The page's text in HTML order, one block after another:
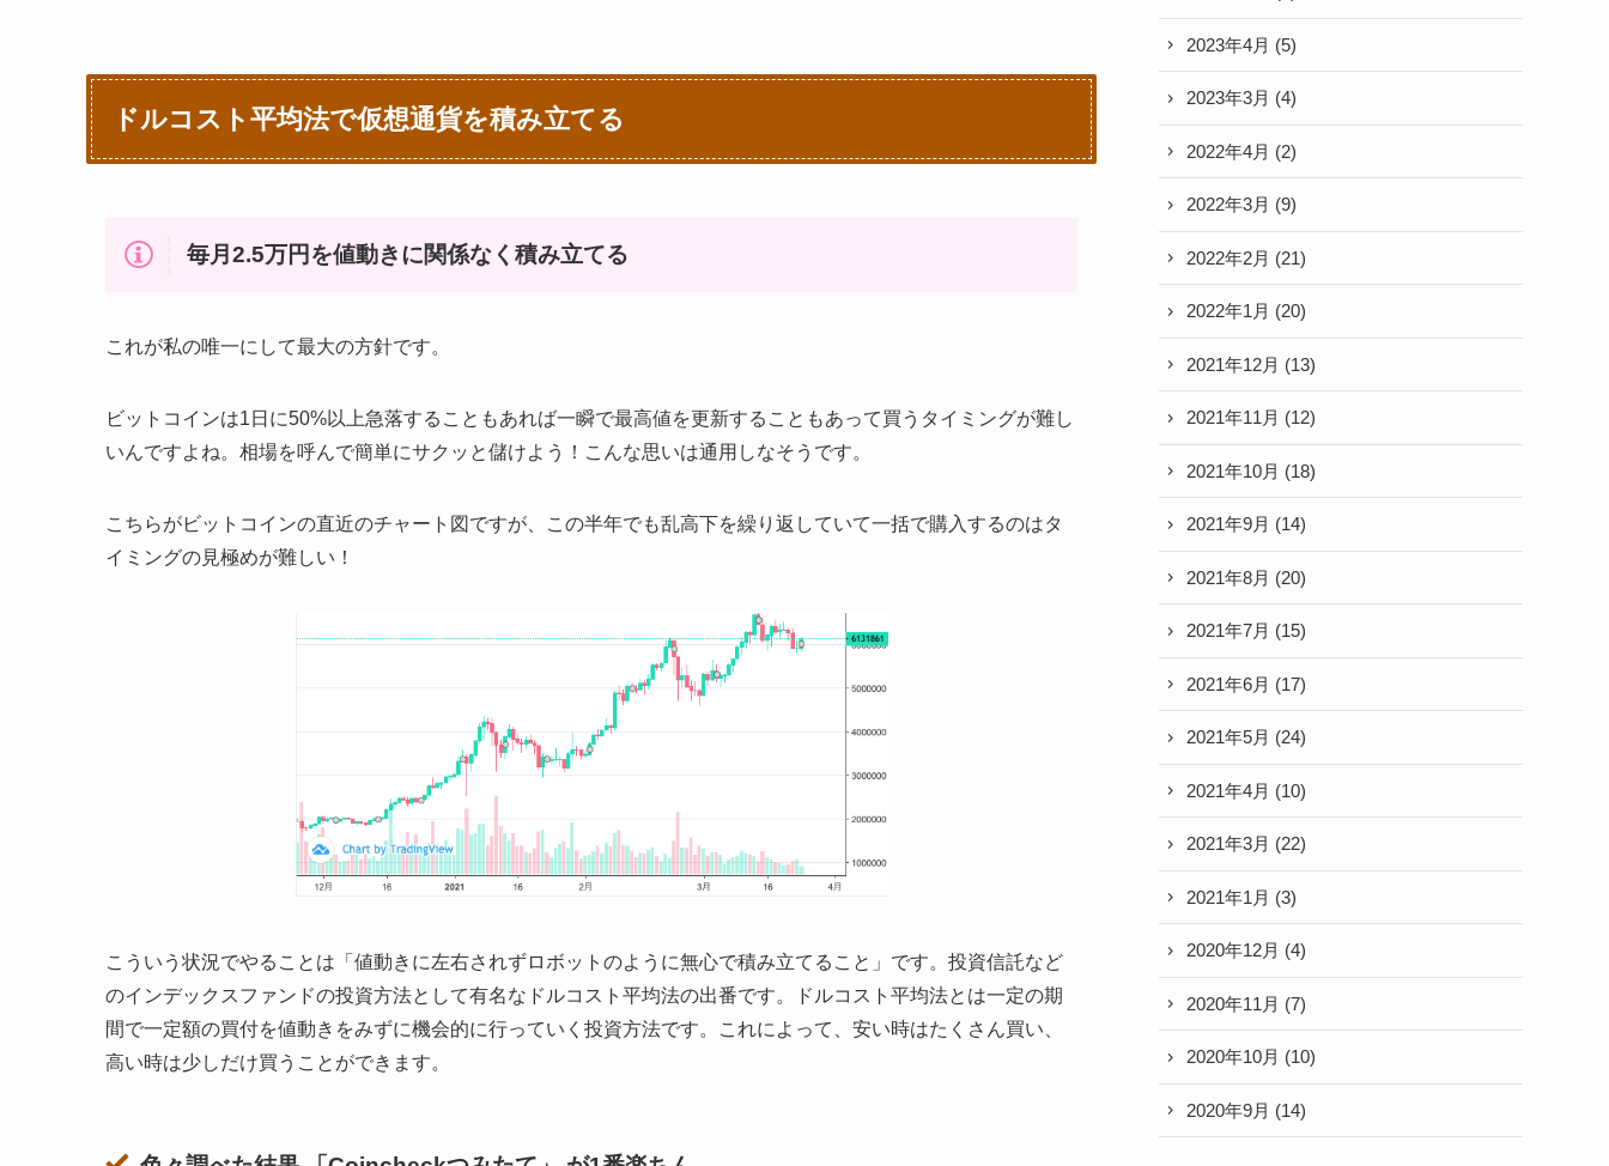
ドルコスト平均法で仮想通貨を積み立てる
毎月2.5万円を値動きに関係なく積み立てる
これが私の唯一にして最大の方針です。
ビットコインは1日に50%以上急落することもあれば一瞬で最高値を更新することもあって買うタイミングが難し
いんですよね。相場を呼んで簡単にサクッと儲けよう！こんな思いは通用しなそうです。
こちらがビットコインの直近のチャート図ですが、この半年でも乱高下を繰り返していて一括で購入するのはタ
イミングの見極めが難しい！
こういう状況でやることは「値動きに左右されずロボットのように無心で積み立てること」です。投資信託など
のインデックスファンドの投資方法として有名なドルコスト平均法の出番です。ドルコスト平均法とは一定の期
間で一定額の買付を値動きをみずに機会的に行っていく投資方法です。これによって、安い時はたくさん買い、
高い時は少しだけ買うことができます。
2023年4月 (5)
2023年3月 (4)
2022年4月 (2)
2022年3月 (9)
2022年2月 (21)
2022年1月 (20)
2021年12月 (13)
2021年11月 (12)
2021年10月 (18)
2021年9月 (14)
2021年8月 (20)
2021年7月 (15)
2021年6月 (17)
2021年5月 (24)
2021年4月 (10)
2021年3月 (22)
2021年1月 (3)
2020年12月 (4)
2020年11月 (7)
2020年10月 (10)
2020年9月 (14)